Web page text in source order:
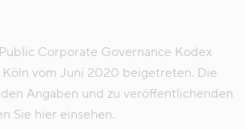
Corporate Governance Kodex
vom Juni 2020 beigetreten. Die
Angaben und zu veröffentlichenden
Sie hier einsehen.